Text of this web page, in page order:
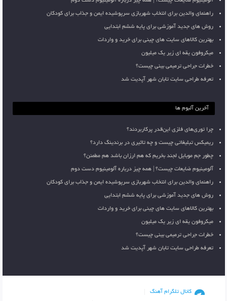
راهنمای والدین برای انتخاب شهربازی سرپوشیده ایمن و جذاب برای کودکان
روش های جدید آموزشی برای پایه ششم ابتدایی
بهترین کالاهای سایت های چینی برای خرید و واردات
میکروفون یقه ای زیر یک میلیون
خطرات جراحی ترمیمی بینی چیست؟
تعرفه طراحی سایت تابان شهر آپدیت شد
آخرین آلبوم ها
چرا توری‌های فلزی این‌قدر پرکاربردند؟
ریمیکس تبلیغاتی چیست و چه تاثیری در برندینگ دارد؟
چطور جم موبایل لجند بخریم که هم ارزان باشد هم مطمئن؟
آلومینیوم ضایعات چیست؟ | همه چیز درباره آلومینیوم دست دوم
راهنمای والدین برای انتخاب شهربازی سرپوشیده ایمن و جذاب برای کودکان
روش های جدید آموزشی برای پایه ششم ابتدایی
بهترین کالاهای سایت های چینی برای خرید و واردات
میکروفون یقه ای زیر یک میلیون
خطرات جراحی ترمیمی بینی چیست؟
تعرفه طراحی سایت تابان شهر آپدیت شد
کانال تلگرام آهنگ